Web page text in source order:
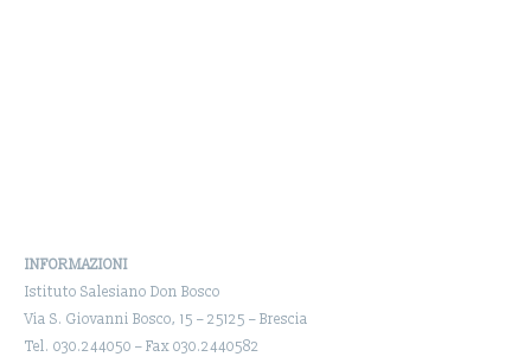
INFORMAZIONI
Istituto Salesiano Don Bosco
Via S. Giovanni Bosco, 15 – 25125 – Brescia
Tel. 030.244050 – Fax 030.2440582